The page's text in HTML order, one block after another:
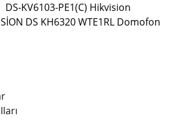
DS-KV6103-PE1(C) Hikvision
DS KH6320 WTE1RL Domofon